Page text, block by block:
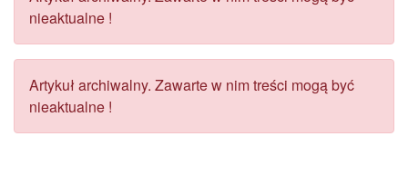
nieaktualne !
Artykuł archiwalny. Zawarte w nim treści mogą być
nieaktualne !